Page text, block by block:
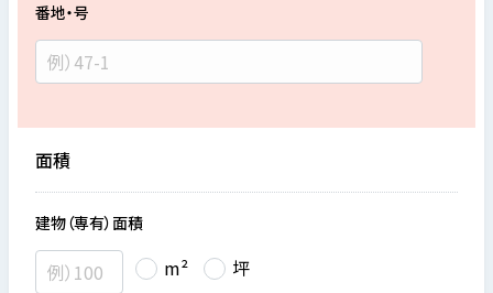
番地・号
面積
建物（専有）面積
m² 坪